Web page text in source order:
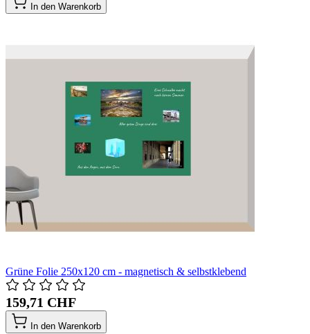
In den Warenkorb
Grüne Folie 250x120 cm - magnetisch & selbstklebend
159,71 CHF
In den Warenkorb